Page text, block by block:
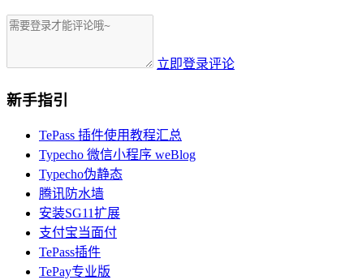
立即登录评论
新手指引
TePass 插件使用教程汇总
Typecho 微信小程序 weBlog
Typecho伪静态
腾讯防水墙
安装SG11扩展
支付宝当面付
TePass插件
TePay专业版